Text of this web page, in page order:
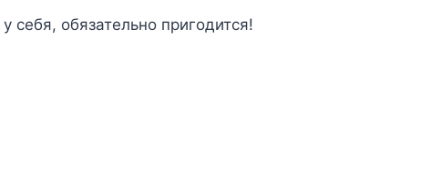
себя, обязательно пригодится!